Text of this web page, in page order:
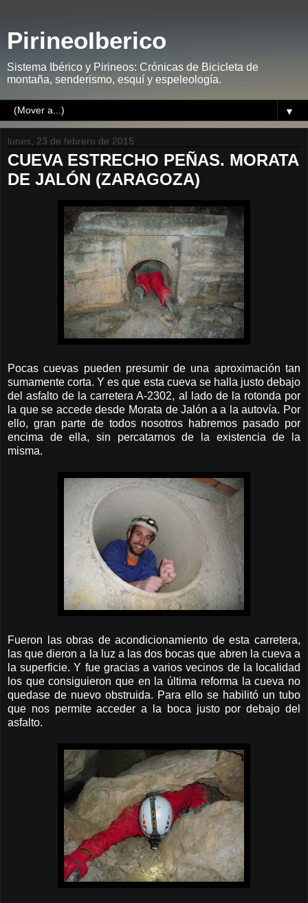
PirineoIberico
Sistema Ibérico y Pirineos: Crónicas de Bicicleta de
montaña, senderismo, esquí y espeleología.
▼
lunes, 23 de febrero de 2015
CUEVA ESTRECHO PEÑAS. MORATA
DE JALÓN (ZARAGOZA)
Pocas cuevas pueden presumir de una aproximación tan
sumamente corta. Y es que esta cueva se halla justo debajo
del asfalto de la carretera A-2302, al lado de la rotonda por
la que se accede desde Morata de Jalón a a la autovía. Por
ello, gran parte de todos nosotros habremos pasado por
encima de ella, sin percatarnos de la existencia de la
misma.
Fueron las obras de acondicionamiento de esta carretera,
las que dieron a la luz a las dos bocas que abren la cueva a
la superficie. Y fue gracias a varios vecinos de la localidad
los que consiguieron que en la última reforma la cueva no
quedase de nuevo obstruida. Para ello se habilitó un tubo
que nos permite acceder a la boca justo por debajo del
asfalto.